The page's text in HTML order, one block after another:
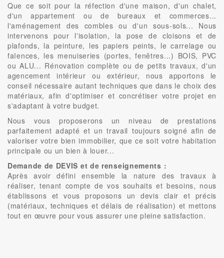
Que ce soit pour la réfection d'une maison, d'un chalet,
d'un appartement ou de bureaux et commerces...
l'aménagement des combles ou d'un sous-sols... Nous
intervenons pour l'isolation, la pose de cloisons et de
plafonds, la peinture, les papiers peints, le carrelage ou
faïences, les menuiseries (portes, fenêtres...) BOIS, PVC
ou ALU... Rénovation complète ou de petits travaux, d'un
agencement intérieur ou extérieur, nous apportons le
conseil nécessaire autant techniques que dans le choix des
matériaux, afin d'optimiser et concrétiser votre projet en
s'adaptant à votre budget.
Nous vous proposerons un niveau de prestations
parfaitement adapté et un travail toujours soigné afin de
valoriser votre bien immobilier, que ce soit votre habitation
principale ou un bien à louer...
Demande de DEVIS et de renseignements :
Après avoir défini ensemble la nature des travaux à
réaliser, tenant compte de vos souhaits et besoins, nous
établissons et vous proposons un devis clair et précis
(matériaux, techniques et délais de réalisation) et mettons
tout en œuvre pour vous assurer une pleine satisfaction.